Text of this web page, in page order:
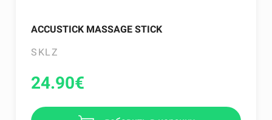
ACCUSTICK MASSAGE STICK
SKLZ
24.90€